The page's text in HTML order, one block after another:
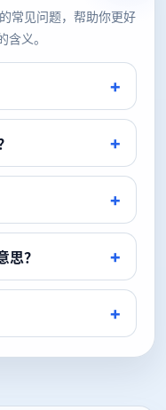
常见问题，帮助你更好
义。
思？